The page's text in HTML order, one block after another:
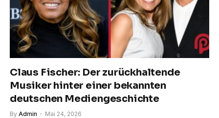
Claus Fischer: Der zurückhaltende
Musiker hinter einer bekannten
deutschen Mediengeschichte
By Admin Mai 24, 2026